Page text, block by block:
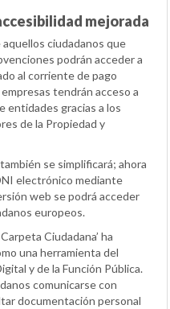
mejorada
ciudadanos que
podrán acceder a
al corriente de pago
tendrán acceso a
entidades gracias a los
de la Propiedad y
se simplificará; ahora
electrónico mediante
web se podrá acceder
europeos.
Ciudadana’ ha
una herramienta del
y de la Función Pública.
comunicarse con
documentación personal